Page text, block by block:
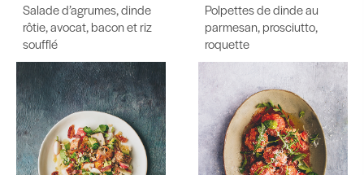
Salade d’agrumes, dinde
rôtie, avocat, bacon et riz
soufflé
Polpettes de dinde au
parmesan, prosciutto,
roquette